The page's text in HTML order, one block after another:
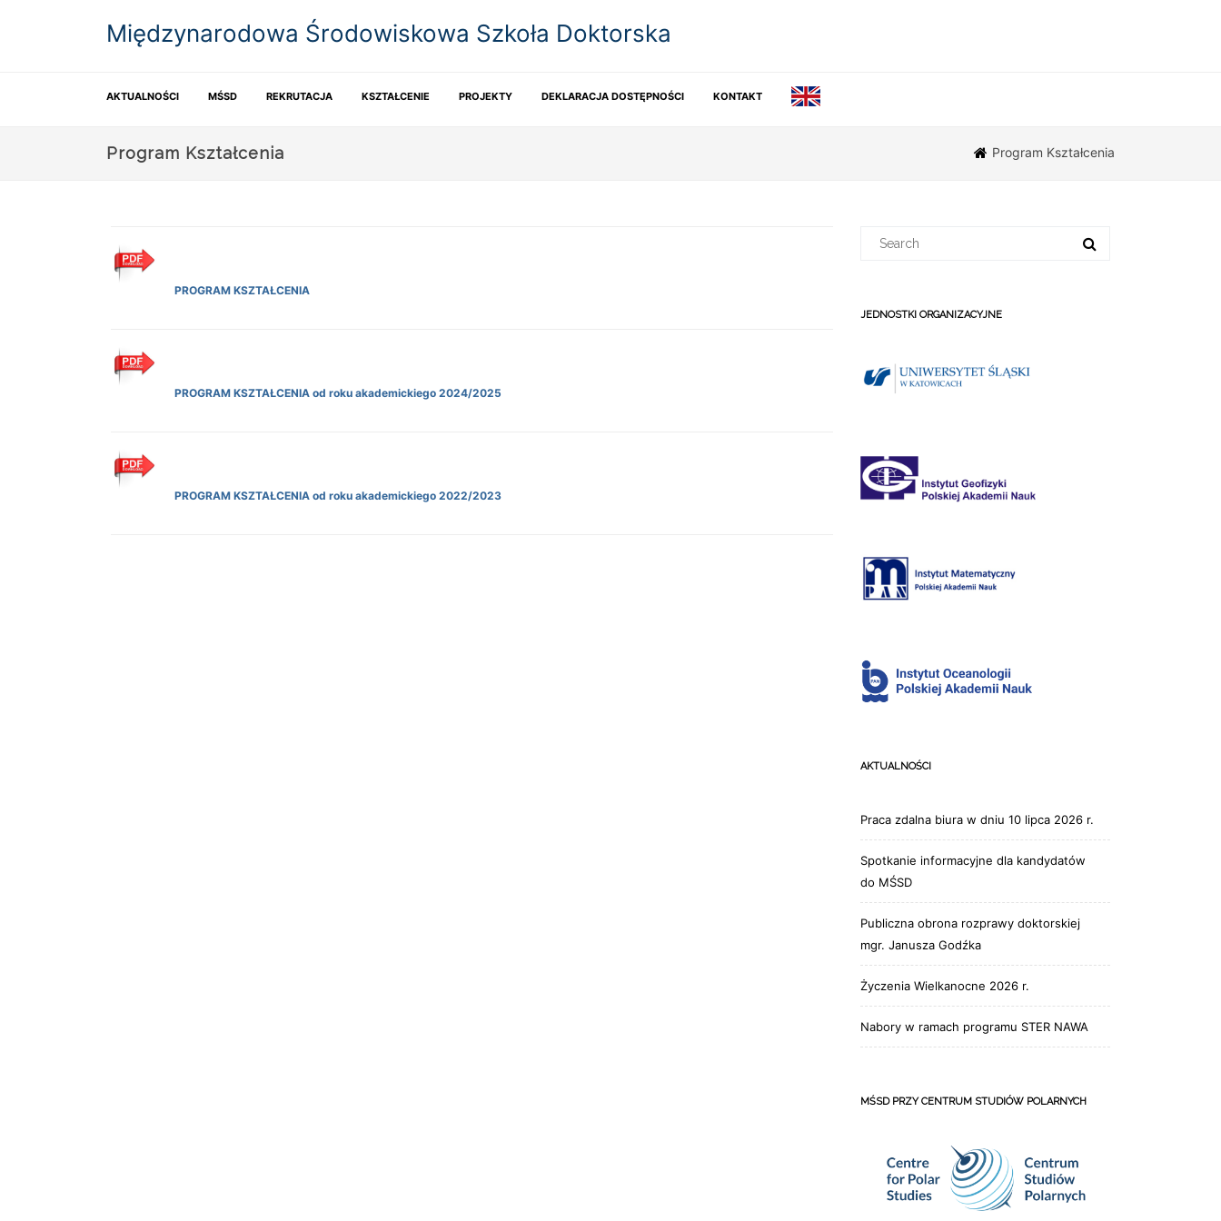
Międzynarodowa Środowiskowa Szkoła Doktorska
AKTUALNOŚCI MŚSD REKRUTACJA KSZTAŁCENIE PROJEKTY DEKLARACJA DOSTĘPNOŚCI KONTAKT
Program Kształcenia Program Kształcenia
PROGRAM KSZTAŁCENIA
PROGRAM KSZTAŁCENIA od roku akademickiego 2024/2025
PROGRAM KSZTAŁCENIA od roku akademickiego 2022/2023
for:
JEDNOSTKI ORGANIZACYJNE
AKTUALNOŚCI
Praca zdalna biura w dniu 10 lipca 2026 r.
Spotkanie informacyjne dla kandydatów
do MŚSD
Publiczna obrona rozprawy doktorskiej
mgr. Janusza Godźka
Życzenia Wielkanocne 2026 r.
Nabory w ramach programu STER NAWA
MŚSD PRZY CENTRUM STUDIÓW POLARNYCH